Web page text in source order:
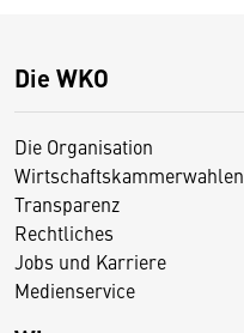
Die WKO
Die Organisation
Wirtschaftskammerwahlen
Transparenz
Rechtliches
Jobs und Karriere
Medienservice